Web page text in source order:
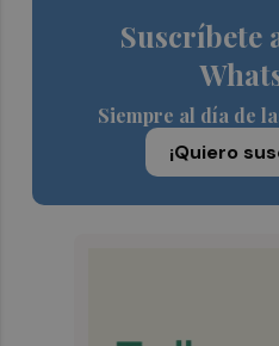
Suscríbete
Siempre al día de
¡Quiero